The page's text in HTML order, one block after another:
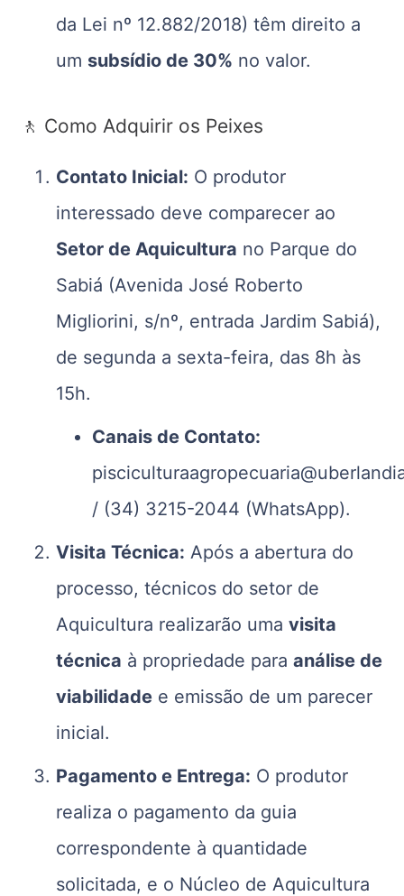
da Lei nº 12.882/2018) têm direito a
um subsídio de 30% no valor.
🚶 Como Adquirir os Peixes
Contato Inicial: O produtor
interessado deve comparecer ao
Setor de Aquicultura no Parque do
Sabiá (Avenida José Roberto
Migliorini, s/nº, entrada Jardim Sabiá),
de segunda a sexta-feira, das 8h às
15h.
Canais de Contato:
/ (34) 3215-2044 (WhatsApp).
Visita Técnica: Após a abertura do
processo, técnicos do setor de
Aquicultura realizarão umavisita
técnica à propriedade paraanálise de
viabilidade e emissão de um parecer
inicial.
Pagamento e Entrega: O produtor
realiza o pagamento da guia
correspondente à quantidade
solicitada, e o Núcleo de Aquicultura